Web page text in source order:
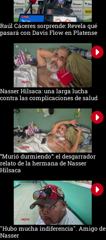
Raúl Cáceres sorprende: Revela qué
pasará con Davis Flow en Platense
Nasser Hilsaca: una larga lucha
contra las complicaciones de salud
“Murió durmiendo”: el desgarrador
relato de la hermana de Nasser
Hilsaca
"Hubo mucha indiferencia". Amigo de
Nasser